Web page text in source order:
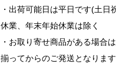
・出荷可能日は平日です(土日
休業、年末年始休業は除く
・お取り寄せ商品がある場合
揃ってからのご発送となります